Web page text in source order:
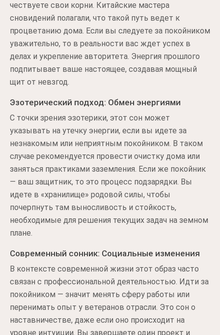
чествуете свои корни. Китайские мастера
сновидений полагали, что такой путь ведет к
процветанию дома. Если вы следуете за покойником
уважительно, то в реальности вас ждет успех в
делах и укрепление авторитета. Энергия прошлого
подпитывает ваше настоящее, создавая мощный
щит от невзгод.
Эзотерический подход: Обмен энергиями
С точки зрения эзотерики, этот сон может
указывать на утечку энергии, если вы идете за
незнакомым или неприятным покойником. В таком
случае рекомендуется провести очистку дома или
заняться практиками заземления. Если же покойник
— ваш защитник, то это процесс подзарядки. Вы
идете в «хранилище» родовой силы, чтобы
почерпнуть там выносливость и стойкость,
необходимые для решения текущих задач на земном
плане.
Современный сонник: Социальные изменения
В контексте современной жизни этот образ часто
связан с профессиональной деятельностью. Идти за
покойником — значит менять сферу работы или
перенимать опыт у ветеранов отрасли. Это сон о
наставничестве, даже если оно происходит на
уровне интуиции. Вы завершаете один проект и